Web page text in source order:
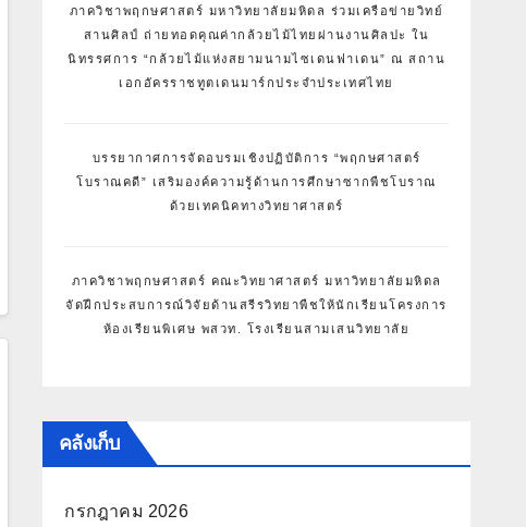
ภาควิชาพฤกษศาสตร์ มหาวิทยาลัยมหิดล ร่วมเครือข่ายวิทย์
สานศิลป์ ถ่ายทอดคุณค่ากล้วยไม้ไทยผ่านงานศิลปะ ใน
นิทรรศการ “กล้วยไม้แห่งสยามนามไซเดนฟาเดน” ณ สถาน
เอกอัครราชทูตเดนมาร์กประจำประเทศไทย
บรรยากาศการจัดอบรมเชิงปฏิบัติการ “พฤกษศาสตร์
โบราณคดี” เสริมองค์ความรู้ด้านการศึกษาซากพืชโบราณ
ด้วยเทคนิคทางวิทยาศาสตร์
ภาควิชาพฤกษศาสตร์ คณะวิทยาศาสตร์ มหาวิทยาลัยมหิดล
จัดฝึกประสบการณ์วิจัยด้านสรีรวิทยาพืชให้นักเรียนโครงการ
ห้องเรียนพิเศษ พสวท. โรงเรียนสามเสนวิทยาลัย
คลังเก็บ
กรกฎาคม 2026